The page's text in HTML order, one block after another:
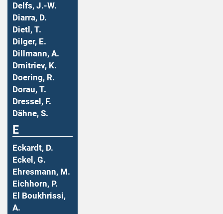
Delfs, J.-W.
Diarra, D.
Dietl, T.
Dilger, E.
Dillmann, A.
Dmitriev, K.
Doering, R.
Dorau, T.
Dressel, F.
Dähne, S.
E
Eckardt, D.
Eckel, G.
Ehresmann, M.
Eichhorn, P.
El Boukhrissi,
A.